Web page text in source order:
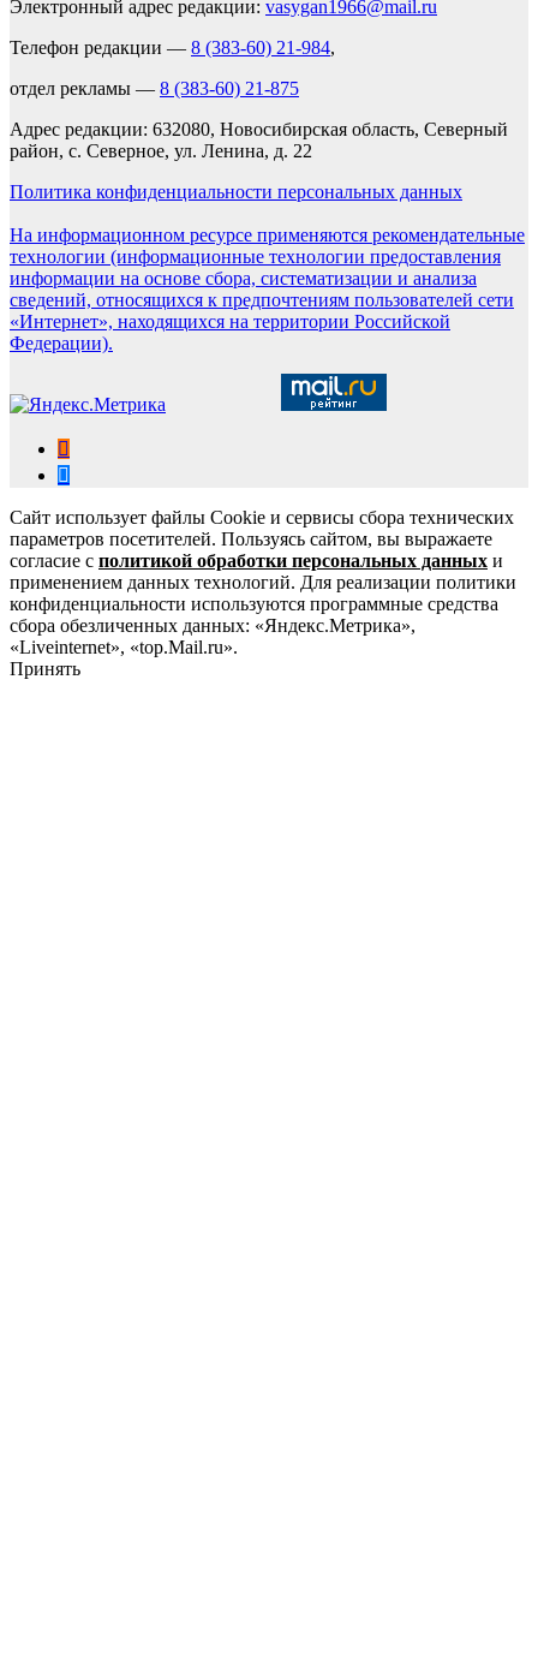
Электронный адрес редакции: vasygan1966@mail.ru
Телефон редакции — 8 (383-60) 21-984,
отдел рекламы — 8 (383-60) 21-875
Адрес редакции: 632080, Новосибирская область, Северный
район, с. Северное, ул. Ленина, д. 22
Политика конфиденциальности персональных данных
На информационном ресурсе применяются рекомендательные
технологии (информационные технологии предоставления
информации на основе сбора, систематизации и анализа
сведений, относящихся к предпочтениям пользователей сети
«Интернет», находящихся на территории Российской
Федерации).
Сайт использует файлы Cookie и сервисы сбора технических
параметров посетителей. Пользуясь сайтом, вы выражаете
согласие с политикой обработки персональных данных и
применением данных технологий. Для реализации политики
конфиденциальности используются программные средства
сбора обезличенных данных: «Яндекс.Метрика»,
«Liveinternet», «top.Mail.ru».
Принять